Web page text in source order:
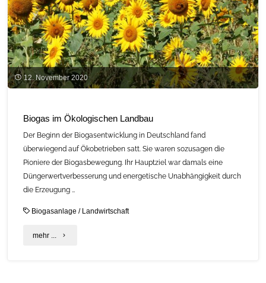
Holz"
12. November 2020
Biogas im Ökologischen Landbau
Der Beginn der Biogasentwicklung in Deutschland fand
überwiegend auf Ökobetrieben satt. Sie waren sozusagen die
Pioniere der Biogasbewegung. Ihr Hauptziel war damals eine
Düngerwertverbesserung und energetische Unabhängigkeit durch
die Erzeugung …
Biogasanlage / Landwirtschaft
mehr ... "Biogas